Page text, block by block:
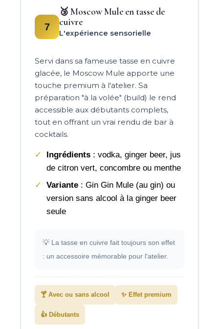
7
🥉 Moscow Mule en tasse de
cuivre
L'expérience sensorielle
Servi dans sa fameuse tasse en cuivre
glacée, le Moscow Mule apporte une
touche premium à l'atelier. Sa
préparation "à la volée" (build) le rend
accessible aux débutants complets,
tout en offrant un vrai rendu de bar à
cocktails.
Ingrédients : vodka, ginger beer, jus
de citron vert, concombre ou menthe
Variante : Gin Gin Mule (au gin) ou
version sans alcool à la ginger beer
seule
💡 La tasse en cuivre fait toujours son effet
: un accessoire mémorable pour l'atelier.
🍸 Avec ou sans alcool ✨ Effet premium
👍 Débutants